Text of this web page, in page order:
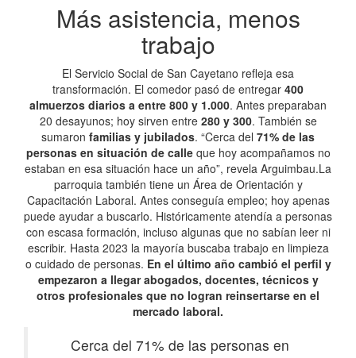
Más asistencia, menos
trabajo
El Servicio Social de San Cayetano refleja esa
transformación. El comedor pasó de entregar 400
almuerzos diarios a entre 800 y 1.000. Antes preparaban
20 desayunos; hoy sirven entre 280 y 300. También se
sumaron familias y jubilados. “Cerca del 71% de las
personas en situación de calleque hoy acompañamos no
estaban en esa situación hace un año”, revela Arguimbau.La
parroquia también tiene un Área de Orientación y
Capacitación Laboral. Antes conseguía empleo; hoy apenas
puede ayudar a buscarlo. Históricamente atendía a personas
con escasa formación, incluso algunas que no sabían leer ni
escribir. Hasta 2023 la mayoría buscaba trabajo en limpieza
o cuidado de personas. En el último año cambió el perfil y
empezaron a llegar abogados, docentes, técnicos y
otros profesionales que no logran reinsertarse en el
mercado laboral.
Cerca del 71% de las personas en